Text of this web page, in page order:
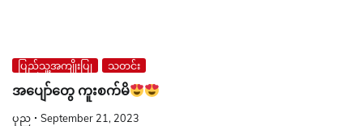
ပြည်သူ့အကျိုးပြု သတင်း
အပျော်တွေ ကူးစက်မိ
ပုည September 21, 2023